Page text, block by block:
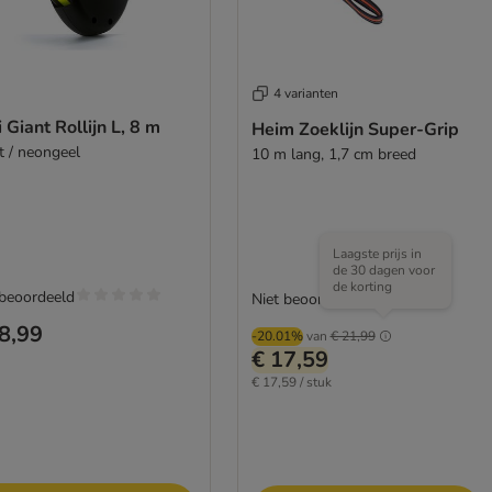
Rollijn L, 8 m
/ neongeel
4 varianten
Heim Zoeklijn Super-Grip
10 m lang, 1,7 cm breed
-20.01% van € 21,99
Laagste prijs in
de 30 dagen voor
de korting
€ 17,59
€ 17,59 / stuk
Niet beoordeeld